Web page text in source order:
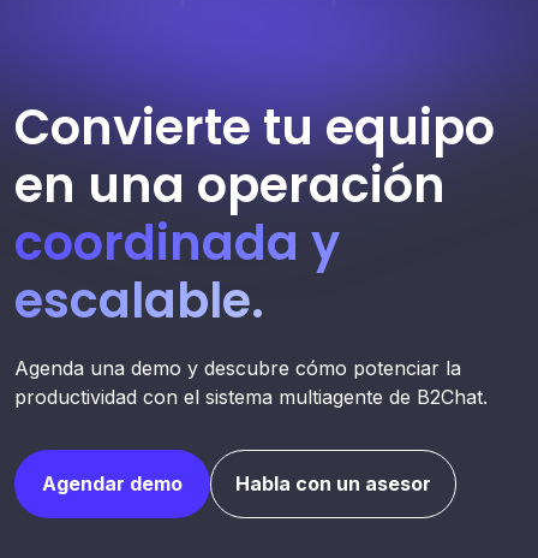
Convierte tu equipo
en una operación
coordinada y
escalable.
Agenda una demo y descubre cómo potenciar la
productividad con el sistema multiagente de B2Chat.
Agendar demo Habla con un asesor